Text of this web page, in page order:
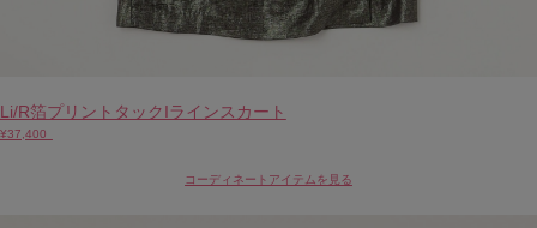
Li/R箔プリントタックIラインスカート
¥37,400
コーディネートアイテムを見る